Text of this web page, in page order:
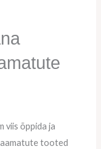
viis õppida ja
tooted